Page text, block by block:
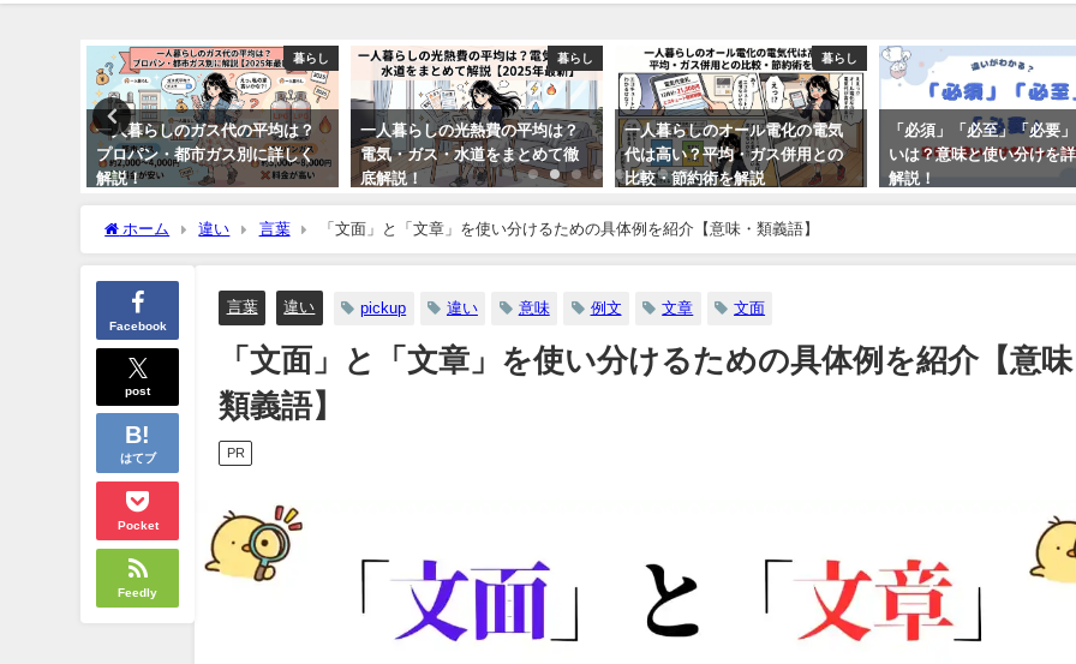
暮らし
一人暮らしのガス代の平均は？
プロパン・都市ガス別に詳しく
解説！
暮らし
一人暮らしの光熱費の平均は？
電気・ガス・水道をまとめて徹
底解説！
暮らし
一人暮らしのオール電化の電気
代は高い？平均・ガス併用との
比較・節約術を解説
「必須」「必至」「必要
いは？意味と使い分けを
解説！
ホーム 違い 言葉 「文面」と「文章」を使い分けるための具体例を紹介【意味・類義語】
Facebook
post
はてブ
Pocket
Feedly
言葉 違い pickup 違い 意味 例文 文章 文面
「文面」と「文章」を使い分けるための具体例を紹介【意
類義語】
PR